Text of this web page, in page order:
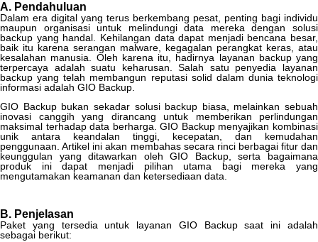
A. Pendahuluan
Dalam era digital yang terus berkembang pesat, penting bagi individu
maupun
organisasi untuk melindungi data mereka dengan
solusi
backup yang handal. Kehilangan data dapat menjadi bencana besar,
baik itu karena serangan malware, kegagalan perangkat keras, atau
kesalahan manusia. Oleh karena itu, hadirnya layanan backup yang
terpercaya adalah suatu keharusan. Salah satu penyedia
layanan
backup yang telah membangun reputasi solid dalam dunia teknologi
informasi adalah GIO Backup.
GIO Backup bukan sekadar solusi backup biasa, melainkan sebuah
inovasi
canggih yang dirancang untuk memberikan
perlindungan
maksimal terhadap data berharga. GIO Backup menyajikan kombinasi
unik
antara keandalan tinggi, kecepatan, dan
kemudahan
penggunaan. Artikel ini akan membahas secara rinci berbagai fitur dan
keunggulan
yang ditawarkan oleh GIO Backup, serta
bagaimana
produk
ini dapat menjadi pilihan utama bagi mereka
yang
mengutamakan keamanan dan ketersediaan data.
B. Penjelasan
Paket yang tersedia untuk layanan GIO Backup saat ini
adalah
sebagai berikut: